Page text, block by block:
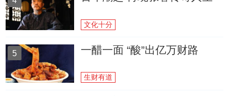
文化十分
5 一醋一面 “酸”出亿万财路
生财有道